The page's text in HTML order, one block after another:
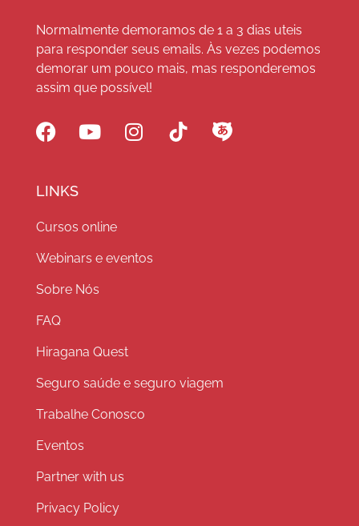
Normalmente demoramos de 1 a 3 dias uteis
para responder seus emails. Às vezes podemos
demorar um pouco mais, mas responderemos
assim que possível!
LINKS
Cursos online
Webinars e eventos
Sobre Nós
FAQ
Hiragana Quest
Seguro saúde e seguro viagem
Trabalhe Conosco
Eventos
Partner with us
Privacy Policy